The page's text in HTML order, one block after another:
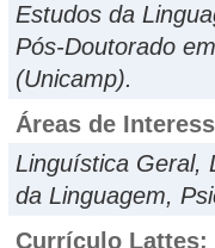
Estudos da
Pós-Doutorado
(Unicamp).
Áreas de
Linguística Geral,
da Linguagem,
Currículo Lattes: